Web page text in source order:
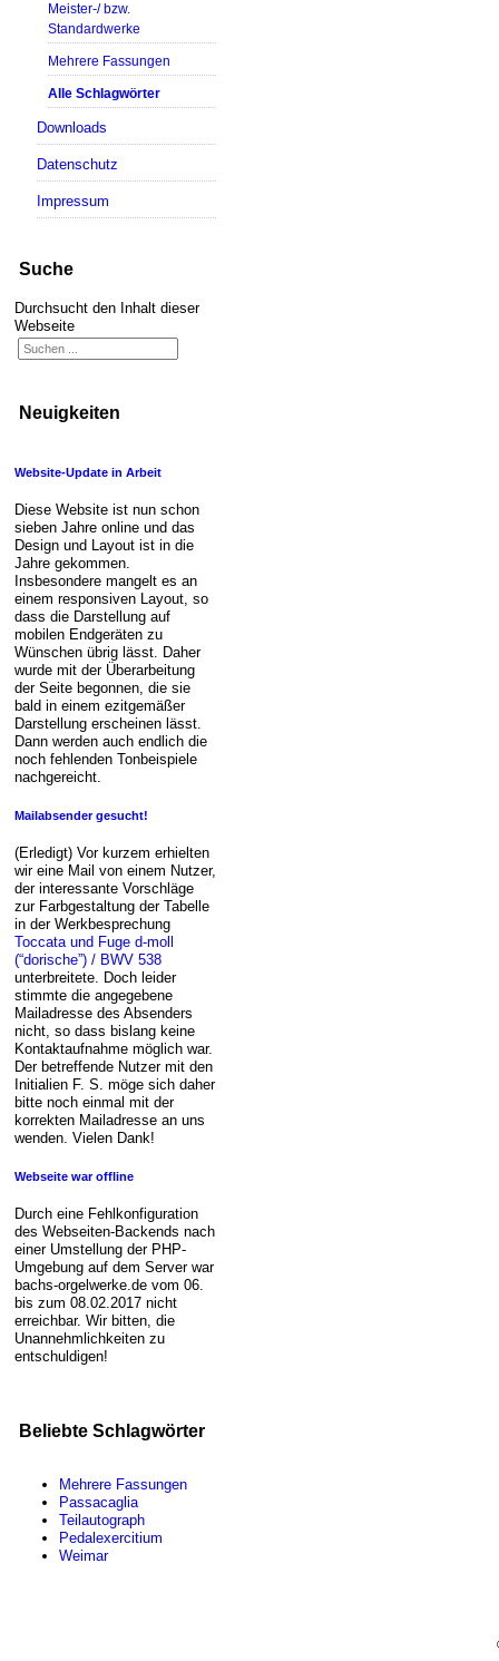
Meister-/ bzw.
Standardwerke
Mehrere Fassungen
Alle Schlagwörter
Downloads
Datenschutz
Impressum
Suche
Durchsucht den Inhalt dieser
Webseite
Neuigkeiten
Website-Update in Arbeit
Diese Website ist nun schon
sieben Jahre online und das
Design und Layout ist in die
Jahre gekommen.
Insbesondere mangelt es an
einem responsiven Layout, so
dass die Darstellung auf
mobilen Endgeräten zu
Wünschen übrig lässt. Daher
wurde mit der Überarbeitung
der Seite begonnen, die sie
bald in einem ezitgemäßer
Darstellung erscheinen lässt.
Dann werden auch endlich die
noch fehlenden Tonbeispiele
nachgereicht.
Mailabsender gesucht!
(Erledigt) Vor kurzem erhielten
wir eine Mail von einem Nutzer,
der interessante Vorschläge
zur Farbgestaltung der Tabelle
in der Werkbesprechung
Toccata und Fuge d-moll
(“dorische”) / BWV 538
unterbreitete. Doch leider
stimmte die angegebene
Mailadresse des Absenders
nicht, so dass bislang keine
Kontaktaufnahme möglich war.
Der betreffende Nutzer mit den
Initialien F. S. möge sich daher
bitte noch einmal mit der
korrekten Mailadresse an uns
wenden. Vielen Dank!
Webseite war offline
Durch eine Fehlkonfiguration
des Webseiten-Backends nach
einer Umstellung der PHP-
Umgebung auf dem Server war
bachs-orgelwerke.de vom 06.
bis zum 08.02.2017 nicht
erreichbar. Wir bitten, die
Unannehmlichkeiten zu
entschuldigen!
Beliebte Schlagwörter
Mehrere Fassungen
Passacaglia
Teilautograph
Pedalexercitium
Weimar